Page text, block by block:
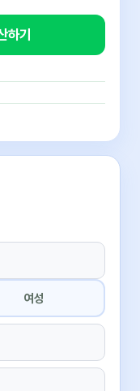
하기
여성